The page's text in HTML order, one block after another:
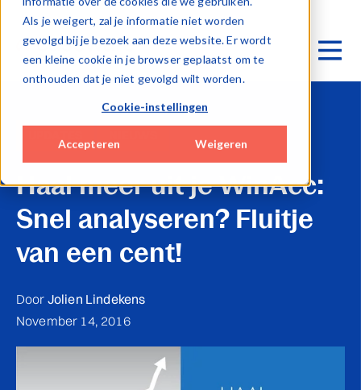
Als je weigert, zal je informatie niet worden
gevolgd bij je bezoek aan deze website. Er wordt
een kleine cookie in je browser geplaatst om te
onthouden dat je niet gevolgd wilt worden.
Cookie-instellingen
Accepteren Weigeren
Haal meer uit je WinAcc:
Snel analyseren? Fluitje
van een cent!
Door Jolien Lindekens
November 14, 2016